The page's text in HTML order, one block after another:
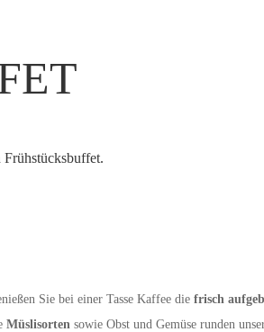
Frühstücksbuffet.
Sie bei einer Tasse Kaffee die frisch
Müslisorten sowie Obst und Gemüse runden